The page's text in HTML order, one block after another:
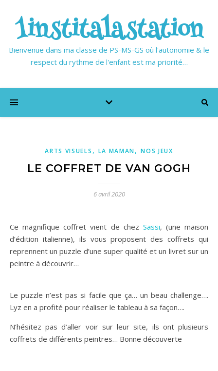
1institalastation
Bienvenue dans ma classe de PS-MS-GS où l'autonomie & le
respect du rythme de l'enfant est ma priorité…
ARTS VISUELS , LA MAMAN,NOS JEUX
LE COFFRET DE VAN GOGH
6 avril 2020
Ce magnifique coffret vient de chez Sassi, (une maison
d’édition italienne), ils vous proposent des coffrets qui
reprennent un puzzle d’une super qualité et un livret sur un
peintre à découvrir…
Le puzzle n’est pas si facile que ça… un beau challenge….
Lyz en a profité pour réaliser le tableau à sa façon….
N’hésitez pas d’aller voir sur leur site, ils ont plusieurs
coffrets de différents peintres… Bonne découverte